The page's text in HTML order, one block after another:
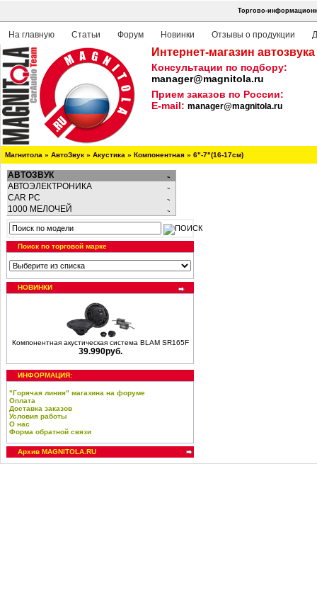
Торгово-
На главную Статьи Форум Новинки Отзывы о продукции
Интернет-магазин
Консультации по подбору:
manager@magnitola.ru
Прием заказов по России:
E-mail: manager@magnitola.ru
Магнитола » АвтоЗвук » Акустика » Компонентная » 6"-7"(16-17см)
АВТОЗВУК
АВТОЭЛЕКТРОНИКА
CAR PC
1000 МЕЛОЧЕЙ
Поиск по торговой марке
НОВИНКИ
Компонентная акустическая система BLAM SR165F
39.990руб.
ИНФОРМАЦИЯ:
"Горячая линия" магазина на форуме
Оплата
Доставка заказов
Условия работы
О нас
Форма обратной связи
Архив MAGNITOLA.RU